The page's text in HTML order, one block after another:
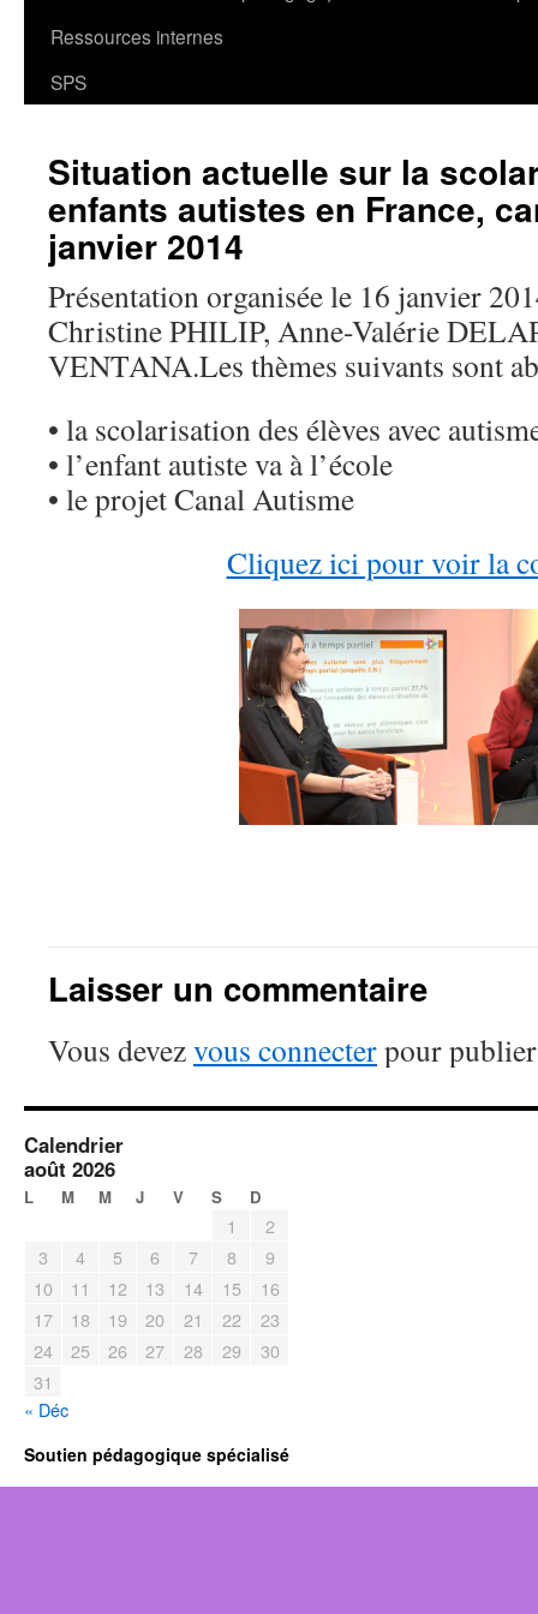
Ressources internes
SPS
Situation actuelle sur la
enfants autistes en France,
janvier 2014
Présentation organisée le 16 janvier
Christine PHILIP, Anne-Valérie
VENTANA.Les thèmes suivants sont
• la scolarisation des élèves avec
• l’enfant autiste va à l’école
• le projet Canal Autisme
Cliquez ici pour voir la
Laisser un commentaire
Vous devezvous connecterpour
Calendrier
août 2026
L M M J V S D
1
2
3
4 5 6 7 8
9
10
11 12 13 14 15
16
17
18 19 20 21 22
23
24
25 26 27 28 29
30
31
« Déc
Soutien pédagogique spécialisé